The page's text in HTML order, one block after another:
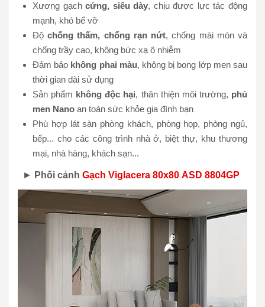
Xương gạchcứng, siêu dày, chịu được lực tác động
mạnh, khó bể vỡ
Độchống thấm, chống rạn nứt, chống mài mòn và
chống trầy cao, không bức xạ ô nhiễm
Đảm bảo không phai màu, không bị bong lớp men sau
thời gian dài sử dụng
Sản phẩm không độc hại, thân thiện môi trường, phủ
men Nano an toàn sức khỏe gia đình bạn
Phù hợp lát sàn phòng khách, phòng họp, phòng ngủ,
bếp... cho các công trình nhà ở, biệt thự, khu thương
mại, nhà hàng, khách sạn...
► Phối cảnh Gạch Viglacera 80x80 ASD 8804GP